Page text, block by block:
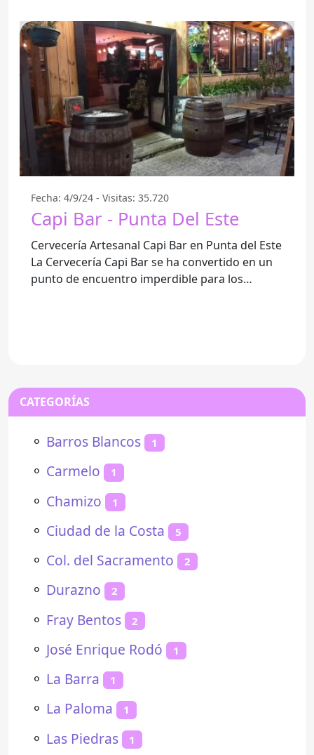
Fecha: 4/9/24 - Visitas: 35.720
Capi Bar - Punta Del Este
Cervecería Artesanal Capi Bar en Punta del Este
La Cervecería Capi Bar se ha convertido en un
punto de encuentro imperdible para los
CATEGORÍAS
⚬ Barros Blancos 1
⚬ Carmelo 1
⚬ Chamizo 1
⚬ Ciudad de la Costa 5
⚬ Col. del Sacramento 2
⚬ Durazno 2
⚬ Fray Bentos 2
⚬ José Enrique Rodó 1
⚬ La Barra 1
⚬ La Paloma 1
⚬ Las Piedras 1